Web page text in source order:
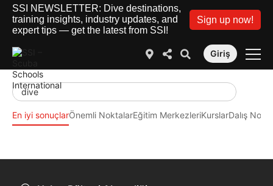
SSI NEWSLETTER: Dive destinations,
training insights, industry updates, and
expert tips — get the latest from SSI!
Sign up now!
Giriş
En iyi sonuçlarÖnemli NoktalarEğitim MerkezleriKurslarDalış